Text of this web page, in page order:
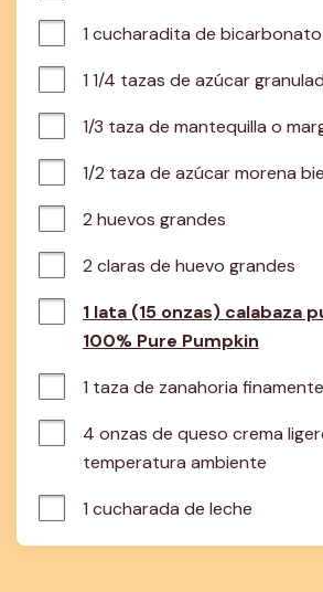
1 cucharadita de
1 1/4 tazas de azúcar
1/3 taza de mantequilla o
1/2 taza de azúcar morena
2 huevos grandes
2 claras de huevo grandes
1 lata (15 onzas) calabaza
100% Pure Pumpkin
1 taza de zanahoria
4 onzas de queso crema
temperatura ambiente
1 cucharada de leche